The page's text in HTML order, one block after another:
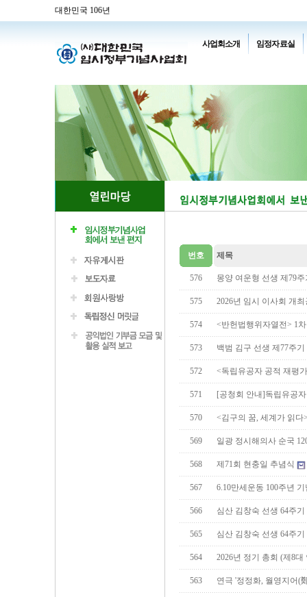
대한민국 106년
사업회소개 임정자료실
번호 제목
576 몽양 여운형 선생 제79
575 2026년 임시 이사회 개최
574 <반헌법행위자열전> 1
573 백범 김구 선생 제77주
572 <독립유공자 공적 재평
571 [공청회 안내]독립유공
570 <김구의 꿈, 세계가 읽
569 일광 정시해의사 순국
568 제71회 현충일 추념식
567 6.10만세운동 100주년
566 심산 김창숙 선생 64주
565 심산 김창숙 선생 64주
564 2026년 정기 총회 (제8
563 연극 '정정화, 월영지어(